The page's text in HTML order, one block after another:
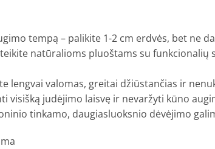
tempą – palikite 1-2 cm erdvės, bet ne
natūralioms pluoštams su funkcionalių
lengvai valomas, greitai džiūstančias ir
visišką judėjimo laisvę ir nevaržyti kūno
tinkamo, daugiasluoksnio dėvėjimo